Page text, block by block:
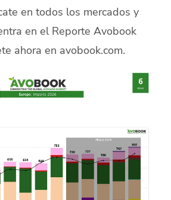
en todos los mercados y
en el Reporte Avobook
ahora en avobook.com.